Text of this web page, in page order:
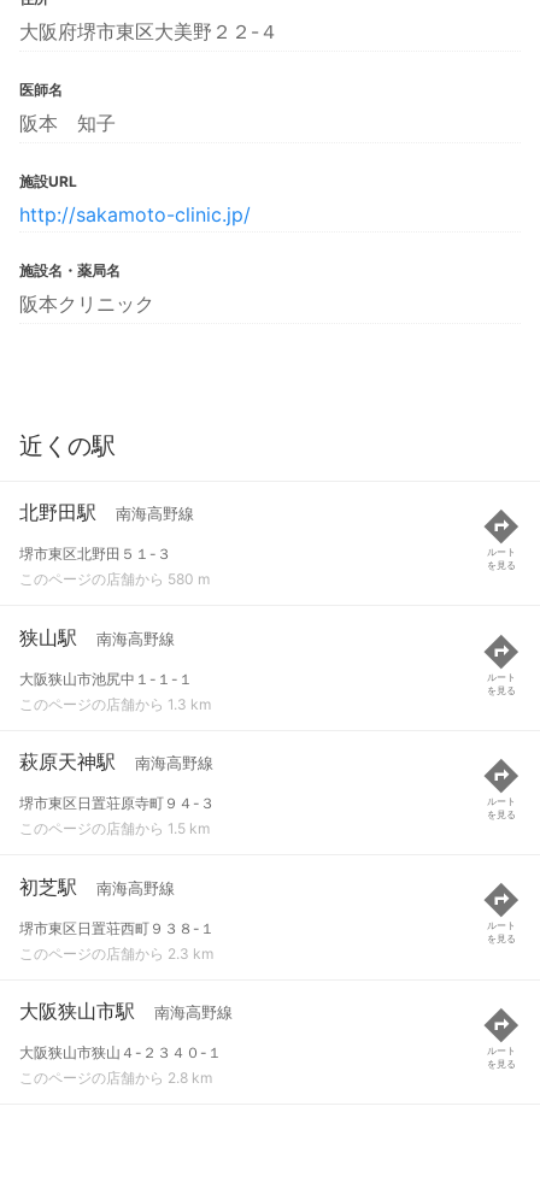
大阪府堺市東区大美野２２-４
医師名
阪本 知子
施設URL
http://sakamoto-clinic.jp/
施設名・薬局名
阪本クリニック
近くの駅
北野田駅 南海高野線
堺市東区北野田５１-３
このページの店舗から 580 m
ルート
を見る
狭山駅 南海高野線
大阪狭山市池尻中１-１-１
このページの店舗から 1.3 km
ルート
を見る
萩原天神駅 南海高野線
堺市東区日置荘原寺町９４-３
このページの店舗から 1.5 km
ルート
を見る
初芝駅 南海高野線
堺市東区日置荘西町９３８-１
このページの店舗から 2.3 km
ルート
を見る
大阪狭山市駅 南海高野線
大阪狭山市狭山４-２３４０-１
このページの店舗から 2.8 km
ルート
を見る